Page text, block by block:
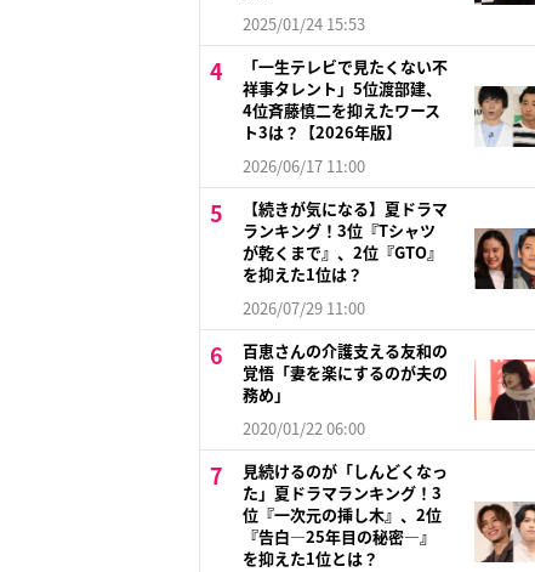
2025/01/24 15:53
「一生テレビで見たくない不
祥事タレント」5位渡部建、
4位斉藤慎二を抑えたワース
ト3は？【2026年版】
2026/06/17 11:00
【続きが気になる】夏ドラマ
ランキング！3位『Tシャツ
が乾くまで』、2位『GTO』
を抑えた1位は？
2026/07/29 11:00
百恵さんの介護支える友和の
覚悟「妻を楽にするのが夫の
務め」
2020/01/22 06:00
見続けるのが「しんどくなっ
た」夏ドラマランキング！3
位『一次元の挿し木』、2位
『告白―25年目の秘密―』
を抑えた1位とは？